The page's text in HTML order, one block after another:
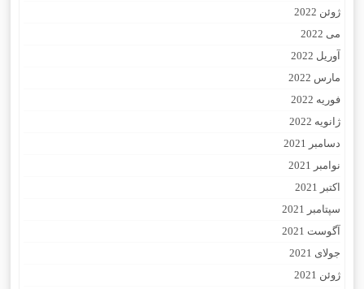
ژوئن 2022
می 2022
آوریل 2022
مارس 2022
فوریه 2022
ژانویه 2022
دسامبر 2021
نوامبر 2021
اکتبر 2021
سپتامبر 2021
آگوست 2021
جولای 2021
ژوئن 2021